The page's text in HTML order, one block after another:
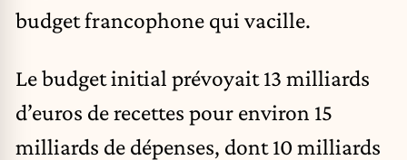
budget francophone qui vacille.
Le budget initial prévoyait 13 milliards
d’euros de recettes pour environ 15
milliards de dépenses, dont 10 milliards